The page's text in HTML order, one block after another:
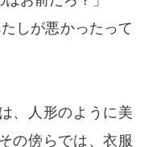
徹底的な断罪劇の開
、裏切り女を引き裂
しが悪かったって
、人形のように美
の傍らでは、衣服